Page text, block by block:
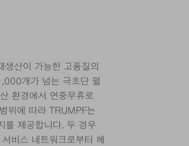
산이 가능한 고품질의
개가 넘는 극초단 펄
환경에서 연중무휴로
위에 따라 TRUMPF는
를 제공합니다. 두 경우
비스 네트워크로부터 혜